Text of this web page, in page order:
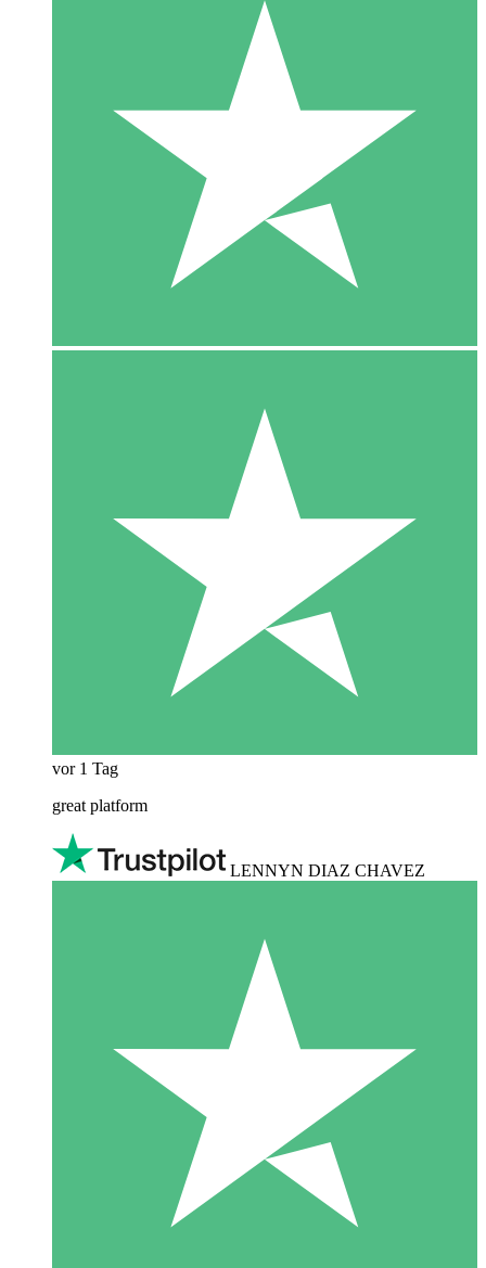
vor 1 Tag
great platform
LENNYN DIAZ CHAVEZ